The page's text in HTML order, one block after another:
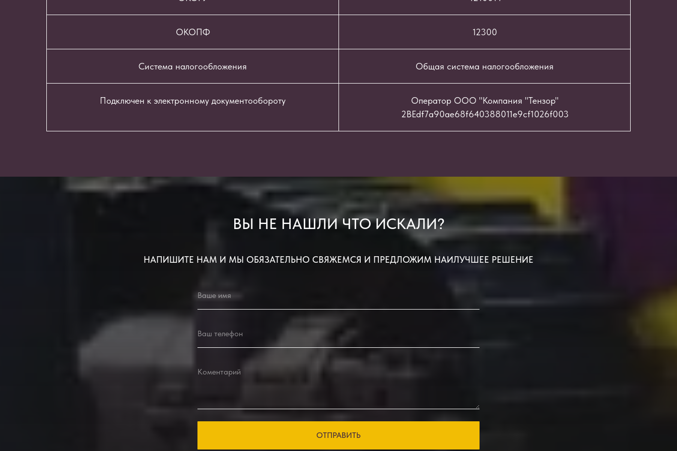
ОКОПФ 12300
Система налогообложения Общая система налогообложения
Подключен к электронному документообороту
Оператор ООО "Компания "Тензор"
2BEdf7a90ae68f640388011e9cf1026f003
ВЫ НЕ НАШЛИ ЧТО ИСКАЛИ?
НАПИШИТЕ НАМ И МЫ ОБЯЗАТЕЛЬНО СВЯЖЕМСЯ И ПРЕДЛОЖИМ НАИЛУЧШЕЕ РЕШЕНИЕ
ОТПРАВИТЬ